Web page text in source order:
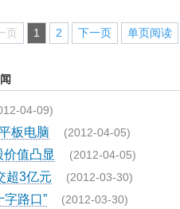
页 1 2 下一页 单页阅读
04-09)
板电脑 (2012-04-05)
值凸显 (2012-04-05)
超3亿元 (2012-03-30)
字路口” (2012-03-30)